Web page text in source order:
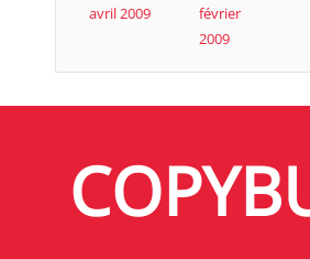
avril 2009
février
2009